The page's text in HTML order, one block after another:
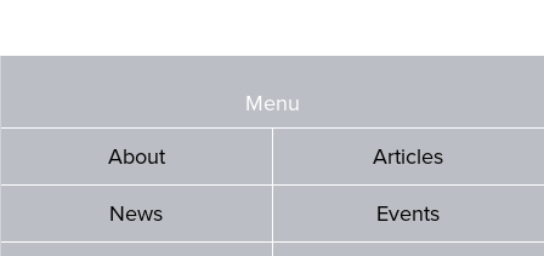
Menu
About
Articles
News Events